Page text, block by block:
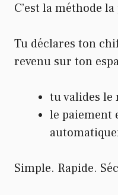
C’est la méthode
Tu déclares ton
revenu sur ton
tu valides le
le paiement
Simple. Rapide.